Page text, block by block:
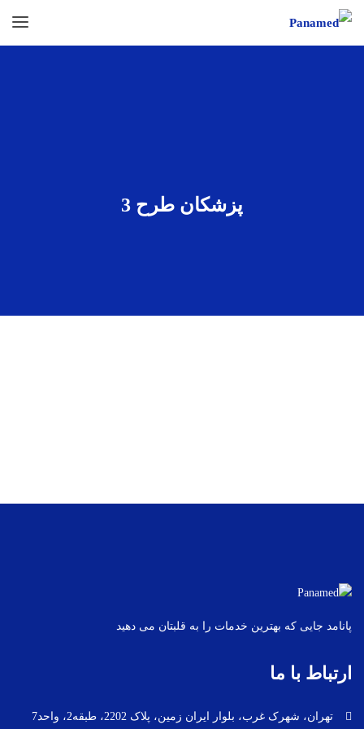
پزشکان طرح 3
پانامد جایی که بهترین خدمات را به قلبتان می دهید
ارتباط با ما
تهران، شهرک غرب، بلوار ایران زمین، پلاک 2202، طبقه2، واحد7